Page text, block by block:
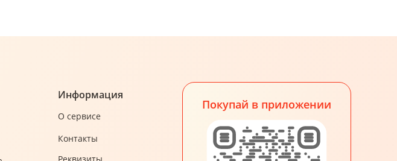
Информация
О сервисе
Контакты
Покупай в приложении